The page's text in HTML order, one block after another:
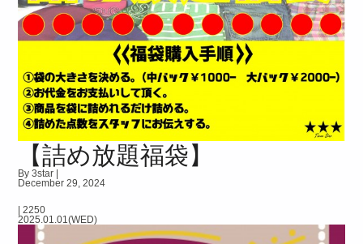
【詰め放題福袋】
By 3star |
December 29, 2024
|2250
2025.01.01(WED)